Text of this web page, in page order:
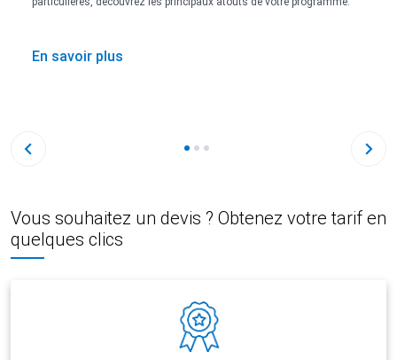
En savoir plus
Vous souhaitez un devis ? Obtenez votre tarif en
quelques clics